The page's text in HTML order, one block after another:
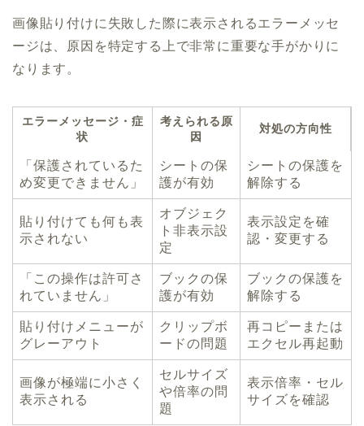
画像貼り付けに失敗した際に表示されるエラーメッセ
ージは、原因を特定する上で非常に重要な手がかりに
なります。
エラーメッセージ・症
状
考えられる原
因
対処の方向性
「保護されているた
め変更できません」
シートの保
護が有効
シートの保護を
解除する
貼り付けても何も表
示されない
オブジェク
ト非表示設
定
表示設定を確
認・変更する
「この操作は許可さ
れていません」
ブックの保
護が有効
ブックの保護を
解除する
貼り付けメニューが
グレーアウト
クリップボ
ードの問題
再コピーまたは
エクセル再起動
画像が極端に小さく
表示される
セルサイズ
や倍率の問
題
表示倍率・セル
サイズを確認